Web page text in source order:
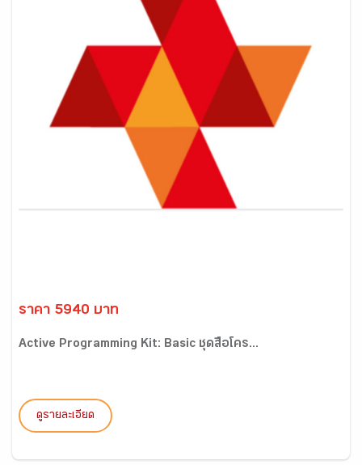
ราคา 5940 บาท
Active Programming Kit: Basic ชุดสื่อโคร...
ดูรายละเอียด